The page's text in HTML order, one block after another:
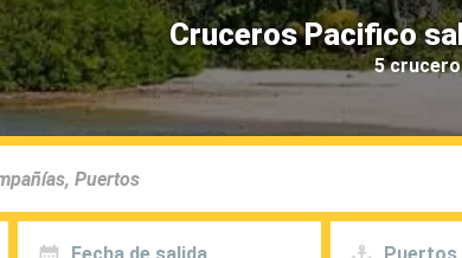
Cruceros Pacifico
5